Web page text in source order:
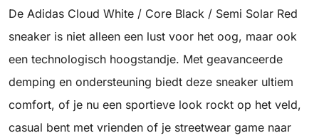
De Adidas Cloud White / Core Black / Semi Solar Red
sneaker is niet alleen een lust voor het oog, maar ook
een technologisch hoogstandje. Met geavanceerde
demping en ondersteuning biedt deze sneaker ultiem
comfort, of je nu een sportieve look rockt op het veld,
casual bent met vrienden of je streetwear game naar